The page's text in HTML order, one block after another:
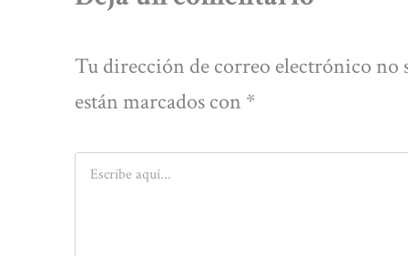
Tu dirección de correo electrónico no
están marcados con *
Escribe
aquí...